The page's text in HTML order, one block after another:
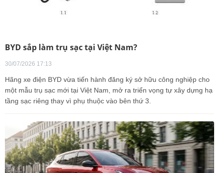
BYD sắp làm trụ sạc tại Việt Nam?
30/07/2026 17:13
Hãng xe điện BYD vừa tiến hành đăng ký sở hữu công nghiệp cho
một mẫu trụ sạc mới tại Việt Nam, mở ra triển vọng tự xây dựng hạ
tầng sạc riêng thay vì phụ thuộc vào bên thứ 3.